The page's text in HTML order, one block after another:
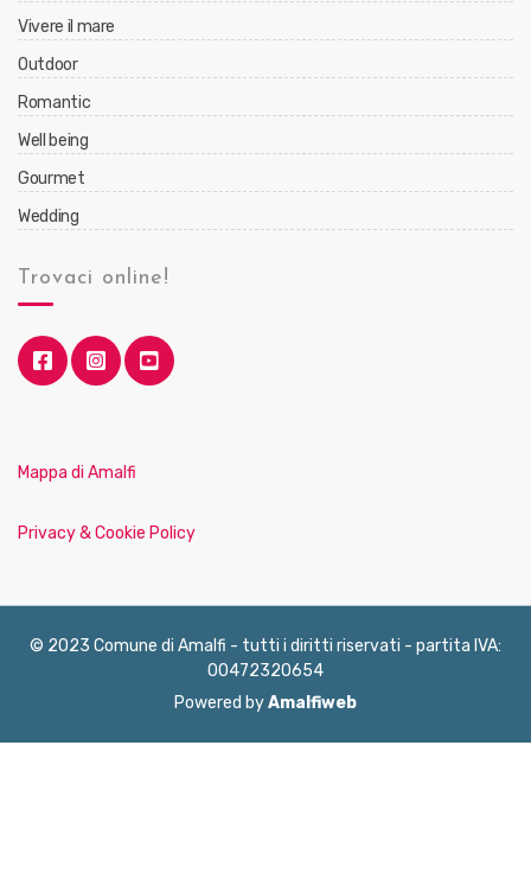
Vivere il mare
Outdoor
Romantic
Well being
Gourmet
Wedding
Trovaci online!
Mappa di Amalfi
Privacy & Cookie Policy
© 2023 Comune di Amalfi - tutti i diritti riservati - partita IVA:
00472320654
Powered byAmalfiweb